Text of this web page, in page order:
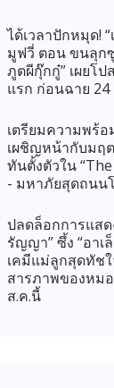
ได้เวลาปักหมุด!
มูฟวี่ ตอน ขนลุก
ภูตผีกุ๊กกู๋” เผยโป
แรก ก่อนฉาย
เตรียมความพร้
เผชิญหน้ากับมฤ
ทันตั้งตัวใน
- มหาภัยสุดถนน
ปลดล็อกการแสด
รัญญา” ซึ้ง “อาเ
เคมีแม่ลูกสุดทัช
สารภาพของหม
ส.ค.นี้